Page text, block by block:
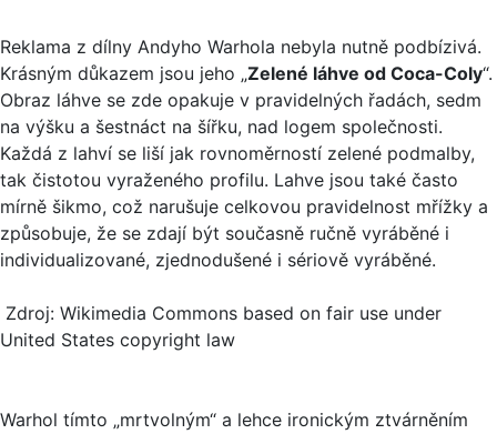
Reklama z dílny Andyho Warhola nebyla nutně podbízivá.
Krásným důkazem jsou jeho „Zelené láhve od Coca-Coly“.
Obraz láhve se zde opakuje v pravidelných řadách, sedm
na výšku a šestnáct na šířku, nad logem společnosti.
Každá z lahví se liší jak rovnoměrností zelené podmalby,
tak čistotou vyraženého profilu. Lahve jsou také často
mírně šikmo, což narušuje celkovou pravidelnost mřížky a
způsobuje, že se zdají být současně ručně vyráběné i
individualizované, zjednodušené i sériově vyráběné.
Zdroj: Wikimedia Commons based on fair use under
United States copyright law
Warhol tímto „mrtvolným“ a lehce ironickým ztvárněním